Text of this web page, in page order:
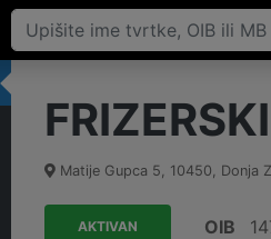
Matije Gupca 5, 10450, Donja
AKTIVAN OIB